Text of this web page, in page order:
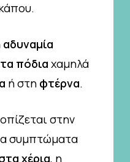
αδυναμία
πόδια χαμηλά
ή στη φτέρνα.
στην
συμπτώματα
χέρια, η